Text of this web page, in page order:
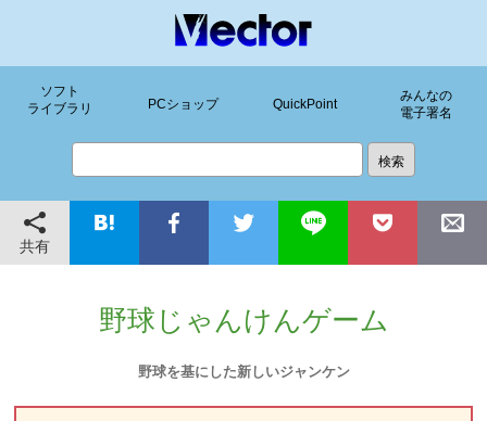
ソフト
ライブラリ
PCショップ QuickPoint
みんなの
電子署名
共有
野球じゃんけんゲーム
野球を基にした新しいジャンケン